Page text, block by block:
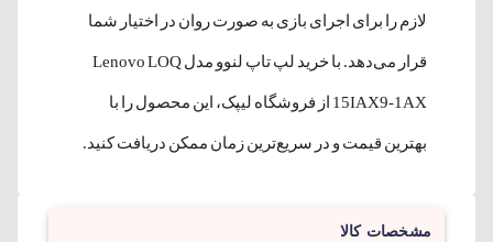
لازم را برای اجرای بازی به صورت روان در اختیار شما
قرار می‌دهد. با خرید لپ تاپ لنوو مدل Lenovo LOQ
15IAX9-1AX از فروشگاه لیپک، این محصول را با
بهترین قیمت و در سریع‌ترین زمان ممکن دریافت کنید.
مشخصات کالا